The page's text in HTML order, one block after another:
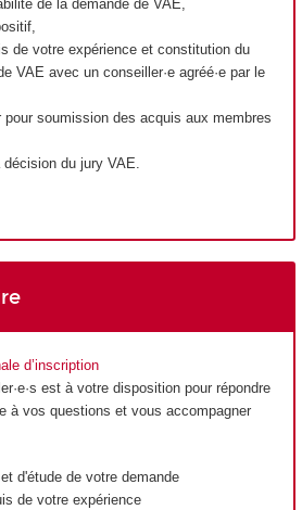
de la demande de VAE,
de votre expérience et constitution du
VAE avec un conseiller·e agréé·e par le
pour soumission des acquis aux membres
du jury VAE.
d’inscription
est à votre disposition pour répondre
à vos questions et vous accompagner
d'étude de votre demande
de votre expérience